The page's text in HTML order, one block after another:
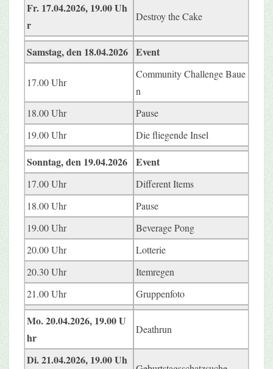
Fr. 17.04.2026, 19.00 Uh
r
Destroy the Cake
Samstag, den 18.04.2026 Event
17.00 Uhr
Community Challenge Baue
n
18.00 Uhr
Pause
19.00 Uhr
Die fliegende Insel
Sonntag, den 19.04.2026 Event
17.00 Uhr
Different Items
18.00 Uhr
Pause
19.00 Uhr
Beverage Pong
20.00 Uhr
Lotterie
20.30 Uhr
Itemregen
21.00 Uhr
Gruppenfoto
Mo. 20.04.2026, 19.00 U
hr
Deathrun
Di. 21.04.2026, 19.00 Uh